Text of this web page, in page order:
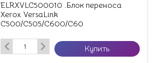
ELRXVLC500010 .Блок переноса
Xerox VersaLink
C500/C505/C600/C60
Купить